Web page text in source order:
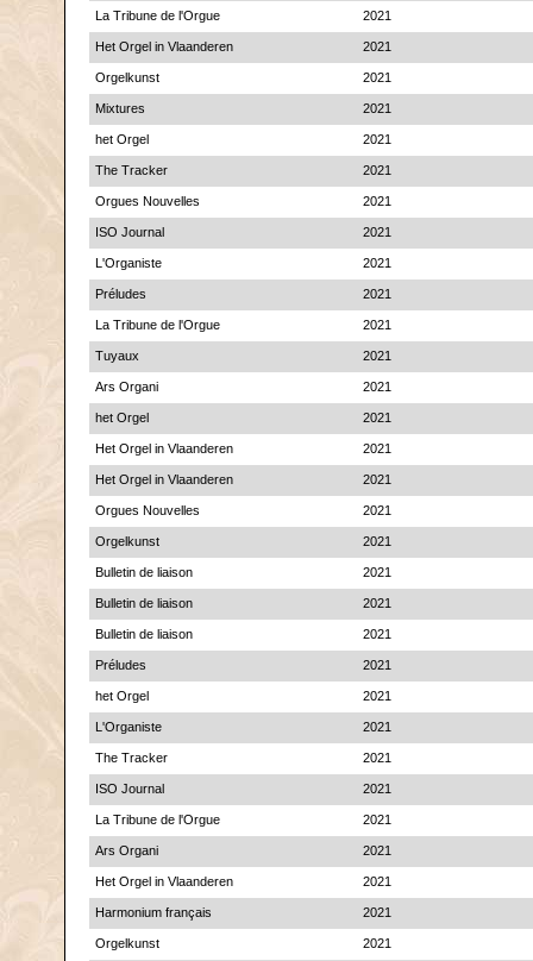
La Tribune de l'Orgue 2021
Het Orgel in Vlaanderen 2021
Orgelkunst 2021
Mixtures 2021
het Orgel 2021
The Tracker 2021
Orgues Nouvelles 2021
ISO Journal 2021
L'Organiste 2021
Préludes 2021
La Tribune de l'Orgue 2021
Tuyaux 2021
Ars Organi 2021
het Orgel 2021
Het Orgel in Vlaanderen 2021
Het Orgel in Vlaanderen 2021
Orgues Nouvelles 2021
Orgelkunst 2021
Bulletin de liaison 2021
Bulletin de liaison 2021
Bulletin de liaison 2021
Préludes 2021
het Orgel 2021
L'Organiste 2021
The Tracker 2021
ISO Journal 2021
La Tribune de l'Orgue 2021
Ars Organi 2021
Het Orgel in Vlaanderen 2021
Harmonium français 2021
Orgelkunst 2021